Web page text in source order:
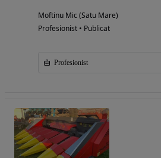
Moftinu Mic (Satu Mare)
Profesionist • Publicat
Profesionist